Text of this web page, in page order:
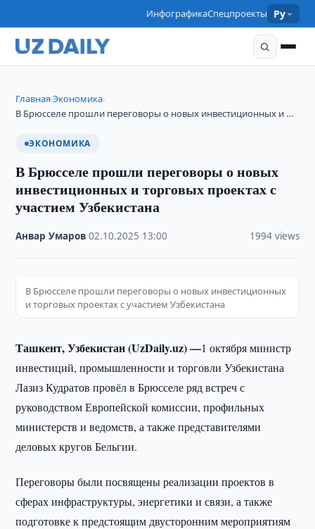
ИнфографикаСпецпроекты Ру
Главная›Экономика›
В Брюсселе прошли переговоры о новых инвестиционных и …
ЭКОНОМИКА
В Брюсселе прошли переговоры о новых
инвестиционных и торговых проектах с
участием Узбекистана
Анвар Умаров ·02.10.2025 13:00 1994 views
В Брюсселе прошли переговоры о новых инвестиционных
и торговых проектах с участием Узбекистана
Ташкент, Узбекистан (UzDaily.uz) —1 октября министр
инвестиций, промышленности и торговли Узбекистана
Лазиз Кудратов провёл в Брюсселе ряд встреч с
руководством Европейской комиссии, профильных
министерств и ведомств, а также представителями
деловых кругов Бельгии.
Переговоры были посвящены реализации проектов в
сферах инфраструктуры, энергетики и связи, а также
подготовке к предстоящим двусторонним мероприятиям